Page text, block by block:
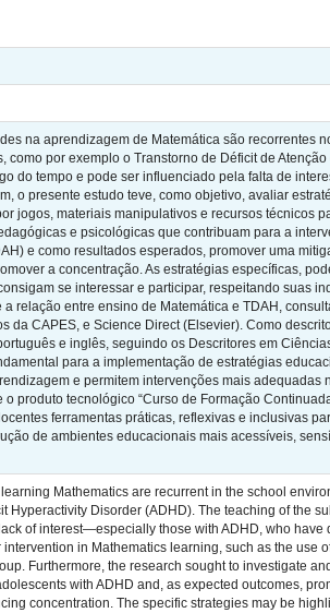
na aprendizagem de Matemática são recorrentes
por exemplo o Transtorno de Déficit de
do tempo e pode ser influenciado pela falta de
o presente estudo teve, como objetivo, avaliar
jogos, materiais manipulativos e recursos técnicos
e psicológicas que contribuam para a
e como resultados esperados, promover uma
a concentração. As estratégias específicas,
se interessar e participar, respeitando suas
relação entre ensino de Matemática e TDAH,
da CAPES, e Science Direct (Elsevier). Como
e inglês, seguindo os Descritores em
para a implementação de estratégias
e permitem intervenções mais
produto tecnológico “Curso de Formação
ferramentas práticas, reflexivas e inclusivas
de ambientes educacionais mais acessíveis,
Mathematics are recurrent in the school
Hyperactivity Disorder (ADHD). The teaching of the
of interest—especially those with ADHD, who
in Mathematics learning, such as the use
Furthermore, the research sought to investigate
with ADHD and, as expected outcomes,
concentration. The specific strategies may be